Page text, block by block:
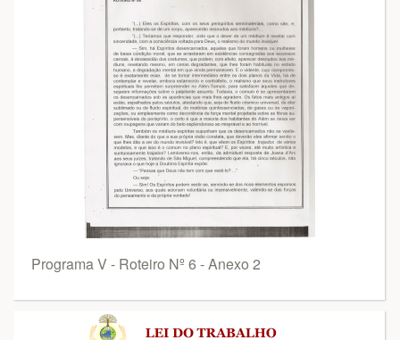
Programa V - Roteiro Nº 6 - Anexo 2